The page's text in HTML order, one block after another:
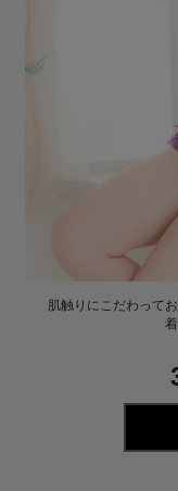
肌触りにこだわって